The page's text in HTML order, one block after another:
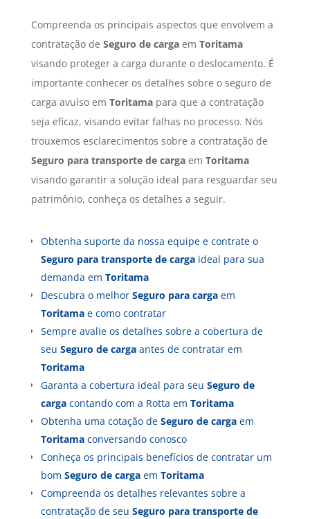
Compreenda os principais aspectos que envolvem a
contratação de Seguro de cargaem Toritama
visando proteger a carga durante o deslocamento. É
importante conhecer os detalhes sobre o seguro de
carga avulso em Toritamapara que a contratação
seja eficaz, visando evitar falhas no processo. Nós
trouxemos esclarecimentos sobre a contratação de
Seguro para transporte de cargaem Toritama
visando garantir a solução ideal para resguardar seu
patrimônio, conheça os detalhes a seguir.
Obtenha suporte da nossa equipe e contrate o
Seguro para transporte de cargaideal para sua
demanda em Toritama
Descubra o melhor Seguro para cargaem
Toritamae como contratar
Sempre avalie os detalhes sobre a cobertura de
seu Seguro de cargaantes de contratar em
Toritama
Garanta a cobertura ideal para seu Seguro de
cargacontando com a Rotta em Toritama
Obtenha uma cotação de Seguro de cargaem
Toritamaconversando conosco
Conheça os principais benefícios de contratar um
bom Seguro de cargaem Toritama
Compreenda os detalhes relevantes sobre a
contratação de seu Seguro para transporte de